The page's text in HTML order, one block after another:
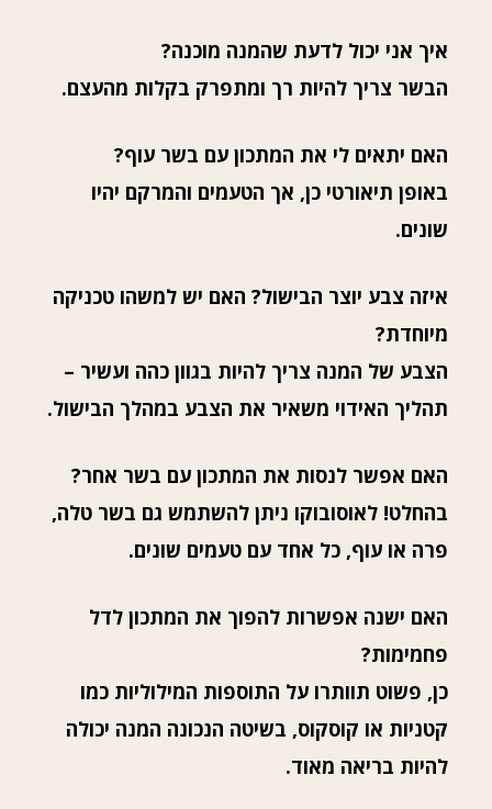
איך אני יכול לדעת שהמנה מוכנה?
הבשר צריך להיות רך ומתפרק בקלות מהעצם.
האם יתאים לי את המתכון עם בשר עוף?
באופן תיאורטי כן, אך הטעמים והמרקם יהיו
שונים.
איזה צבע יוצר הבישול? האם יש למשהו טכניקה
מיוחדת?
הצבע של המנה צריך להיות בגוון כהה ועשיר –
תהליך האידוי משאיר את הצבע במהלך הבישול.
האם אפשר לנסות את המתכון עם בשר אחר?
בהחלט! לאוסובוקו ניתן להשתמש גם בשר טלה,
פרה או עוף, כל אחד עם טעמים שונים.
האם ישנה אפשרות להפוך את המתכון לדל
פחמימות?
כן, פשוט תוותרו על התוספות המילוליות כמו
קטניות או קוסקוס, בשיטה הנכונה המנה יכולה
להיות בריאה מאוד.